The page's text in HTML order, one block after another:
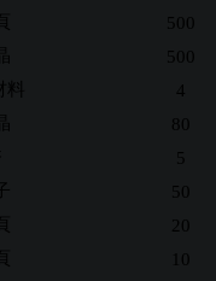
500
500
料
4
80
5
50
20
10